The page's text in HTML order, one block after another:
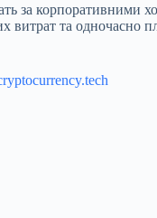
за корпоративними
та одночасно